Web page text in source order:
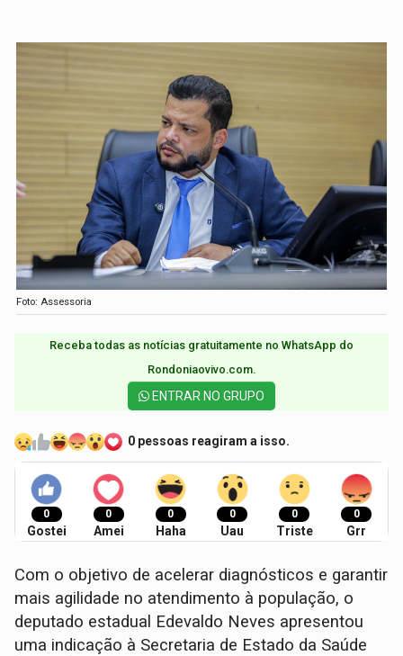
Foto: Assessoria
Receba todas as notícias gratuitamente no WhatsApp do
Rondoniaovivo.com.​
ENTRAR NO GRUPO
0 pessoas reagiram a isso.
0
Gostei
0
Amei
0
Haha
0
Uau
0
Triste
0
Grr
Com o objetivo de acelerar diagnósticos e garantir
mais agilidade no atendimento à população, o
deputado estadual Edevaldo Neves apresentou
uma indicação à Secretaria de Estado da Saúde